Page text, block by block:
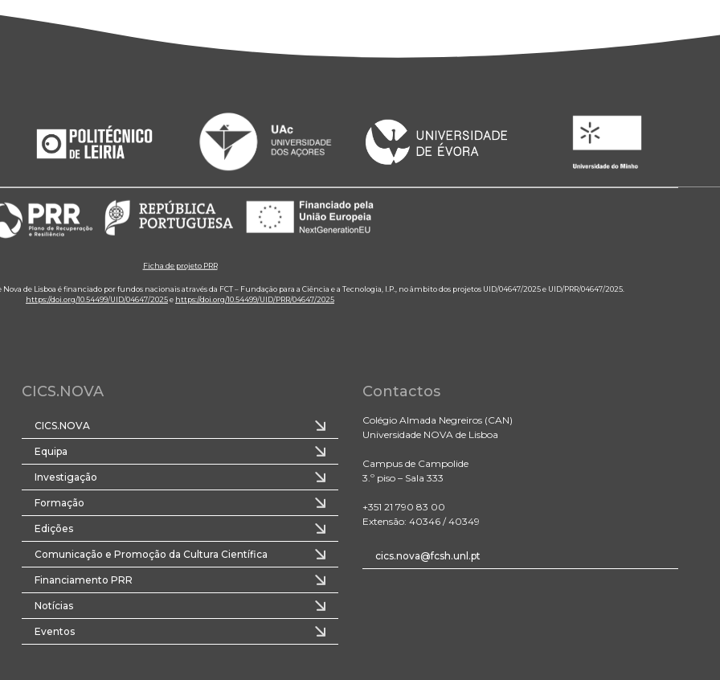
Ficha de projeto PRR
de Lisboa é financiado por fundos nacionais através da FCT – Fundação para a Ciência e a Tecnologia, I.P., no âmbito dos projetos UID/04647/2025 e UID/PRR/04647/2025.
https://doi.org/10.54499/UID/04647/2025e https://doi.org/10.54499/UID/PRR/04647/2025
CICS.NOVA
CICS.NOVA
Equipa
Investigação
Formação
Edições
Comunicação e Promoção da Cultura Científica
Financiamento PRR
Notícias
Eventos
Contactos
Colégio Almada Negreiros (CAN)
Universidade NOVA de Lisboa
Campus de Campolide
3.º piso – Sala 333
+351 21 790 83 00
Extensão: 40346 / 40349
cics.nova@fcsh.unl.pt